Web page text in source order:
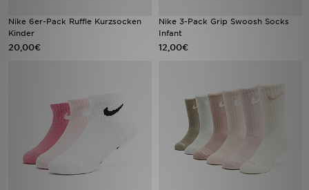
Nike 6er-Pack Ruffle Kurzsocken
Kinder
20,00€
Nike 3-Pack Grip Swoosh Socks
Infant
12,00€
Studenten